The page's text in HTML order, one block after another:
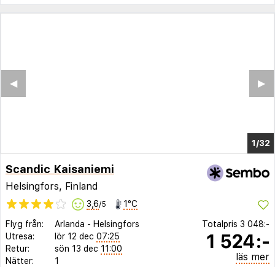
1/28
▶︎
◀︎
Scandic Kaisaniemi
Helsingfors, Finland
3,6/5 1°C
Flyg från: Arlanda - Helsingfors
Utresa:
lör 12 dec 07:25
Retur:
sön 13 dec 11:00
Nätter:
1
Totalpris 3 048:-
1 524:-
läs mer